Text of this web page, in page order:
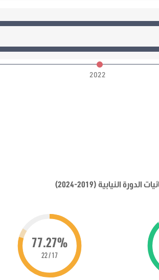
2022
الدورة النيابية (2019-2024)
77.27%
17 / 22